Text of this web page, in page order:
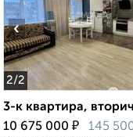
2/2
‹
3-к квартира,
10 675 000 ₽ 145